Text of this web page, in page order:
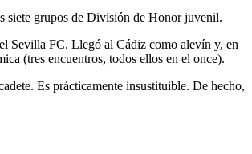
siete grupos de División de Honor juvenil.
Sevilla FC. Llegó al Cádiz como alevín y, en
(tres encuentros, todos ellos en el once).
Es prácticamente insustituible. De hecho,